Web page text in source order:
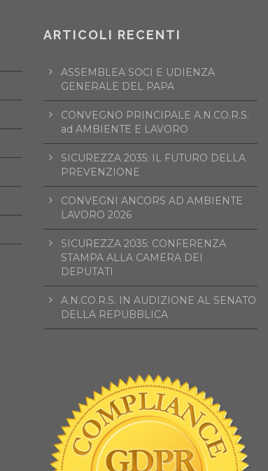
ARTICOLI RECENTI
ASSEMBLEA SOCI E UDIENZA
GENERALE DEL PAPA
CONVEGNO PRINCIPALE A.N.CO.R.S.
ad AMBIENTE E LAVORO
SICUREZZA 2035: IL FUTURO DELLA
PREVENZIONE
CONVEGNI ANCORS AD AMBIENTE
LAVORO 2026
SICUREZZA 2035: CONFERENZA
STAMPA ALLA CAMERA DEI
DEPUTATI
A.N.CO.R.S. IN AUDIZIONE AL SENATO
DELLA REPUBBLICA